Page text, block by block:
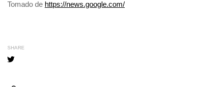
Tomado de https://news.google.com/
SHARE